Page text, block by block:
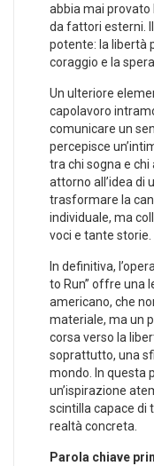
abbia mai provato
da fattori⁣ esterni.
potente: la libertà
⁣coraggio e la
Un ulteriore‍
capolavoro
comunicare ⁣un‌
percepisce
tra chi sogna e
attorno all’idea di
trasformare la
individuale, ma
voci​ e tante storie.
In definitiva,
to Run” offre ​una
americano, che
materiale, ​ma un
corsa verso la
soprattutto, una
mondo. In questa
un’ispirazione
scintilla capace di⁢
realtà concreta.
Parola chiave